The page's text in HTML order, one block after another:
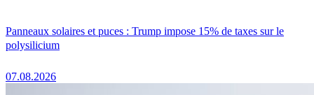
Panneaux solaires et puces : Trump impose 15% de taxes sur le
polysilicium
07.08.2026